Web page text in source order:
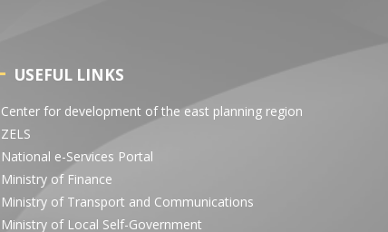
USEFUL LINKS
Center for development of the east planning region
ZELS
National e-Services Portal
Ministry of Finance
Ministry of Transport and Communications
Ministry of Local Self-Government